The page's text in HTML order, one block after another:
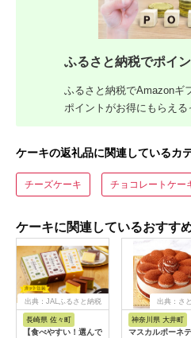
ふるさと納税でポイ
ふるさと納税でAmazonギ
ポイントがお得にもらえる
ケーキの返礼品に関連しているカ
チーズケーキ チョコレートケー
ケーキに関連しているおすす
出典：JALふるさと納税
長崎県 佐々町
【食べやすい！選んで
出典：さ
神奈川県 大井町
マスカルポーネ